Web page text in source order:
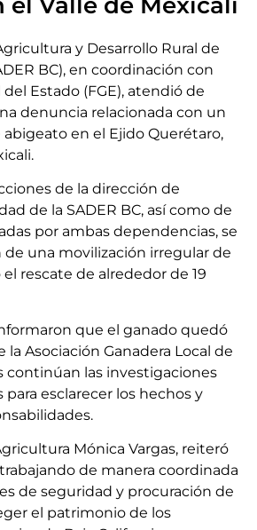
y Desarrollo Rural de
BC), en coordinación con
del Estado (FGE), atendió de
denuncia relacionada con un
en el Ejido Querétaro,
de la dirección de
de la SADER BC, así como de
por ambas dependencias, se
de una movilización irregular de
rescate de alrededor de 19
que el ganado quedó
la Asociación Ganadera Local de
continúan las investigaciones
esclarecer los hechos y
Mónica Vargas, reiteró
de manera coordinada
de seguridad y procuración de
el patrimonio de los